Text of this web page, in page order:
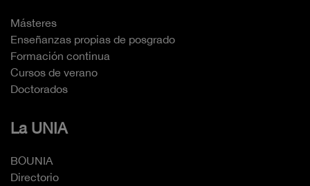
Másteres
Enseñanzas propias de posgrado
Formación continua
Cursos de verano
Doctorados
La UNIA
BOUNIA
Directorio